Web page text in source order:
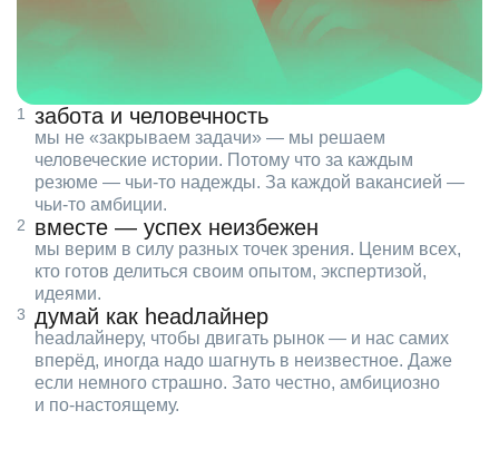
забота и человечность
мы не «закрываем задачи» — мы решаем
человеческие истории. Потому что за каждым
резюме — чьи‑то надежды. За каждой вакансией —
чьи‑то амбиции.
вместе — успех неизбежен
мы верим в силу разных точек зрения. Ценим всех,
кто готов делиться своим опытом, экспертизой,
идеями.
думай как headлайнер
headлайнеру, чтобы двигать рынок — и нас самих
вперёд, иногда надо шагнуть в неизвестное. Даже
если немного страшно. Зато честно, амбициозно
и по‑настоящему.